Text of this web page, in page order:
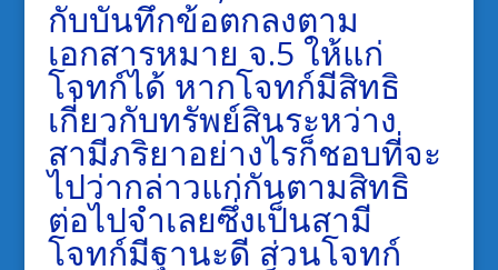
กับบันทึกข้อตกลงตาม
เอกสารหมาย จ.5 ให้แก่
โจทก์ได้ หากโจทก์มีสิทธิ
เกี่ยวกับทรัพย์สินระหว่าง
สามีภริยาอย่างไรก็ชอบที่จะ
ไปว่ากล่าวแก่กันตามสิทธิ
ต่อไปจำเลยซึ่งเป็นสามี
โจทก์มีฐานะดี ส่วนโจทก์